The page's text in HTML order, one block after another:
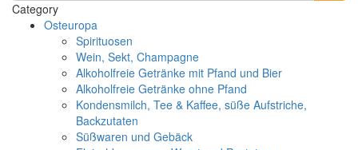
Category
Osteuropa
Spirituosen
Wein, Sekt, Champagne
Alkoholfreie Getränke mit Pfand und Bier
Alkoholfreie Getränke ohne Pfand
Kondensmilch, Tee & Kaffee, süße Aufstriche,
Backzutaten
Süßwaren und Gebäck